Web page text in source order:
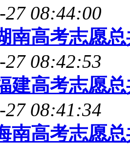
27 08:44:00
南高考志愿
27 08:42:53
建高考志愿
27 08:41:34
南高考志愿